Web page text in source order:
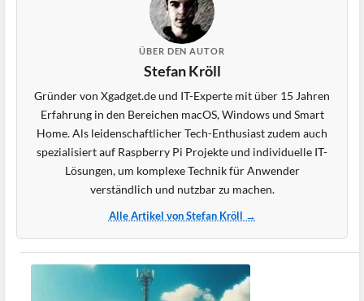
ÜBER DEN AUTOR
Stefan Kröll
Gründer von Xgadget.de und IT-Experte mit über 15 Jahren
Erfahrung in den Bereichen macOS, Windows und Smart
Home. Als leidenschaftlicher Tech-Enthusiast zudem auch
spezialisiert auf Raspberry Pi Projekte und individuelle IT-
Lösungen, um komplexe Technik für Anwender
verständlich und nutzbar zu machen.
Alle Artikel von Stefan Kröll →